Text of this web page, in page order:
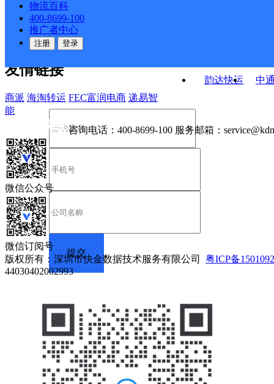
物流百科
400-8699-100
推广者中心
注册 登录
韵达快运
中
公司介绍 企业动态
合作伙伴 快递鸟接口服务协议
户隐私政策
友情链接
商派 海淘转运 FEC富润电商 递易智
能
咨询电话： 400-8699-100 服务邮箱：
微信公众号
微信订阅号
版权所有：深圳市快金数据技术服务有限公司 粤ICP备
44030402002993